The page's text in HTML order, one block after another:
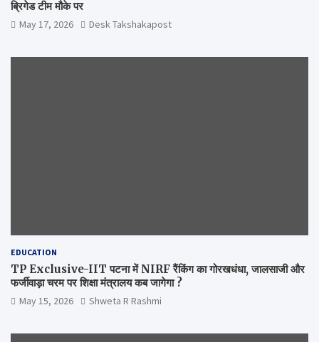
ब्रिगेड टीम मौके पर
May 17, 2026 Desk Takshakapost
EDUCATION
TP Exclusive-IIT पटना में NIRF रैंकिंग का गोरखधंधा, जालसाजी और
फर्जीवाड़ा चरम पर शिक्षा मंत्रालय कब जागेगा ?
May 15, 2026 Shweta R Rashmi